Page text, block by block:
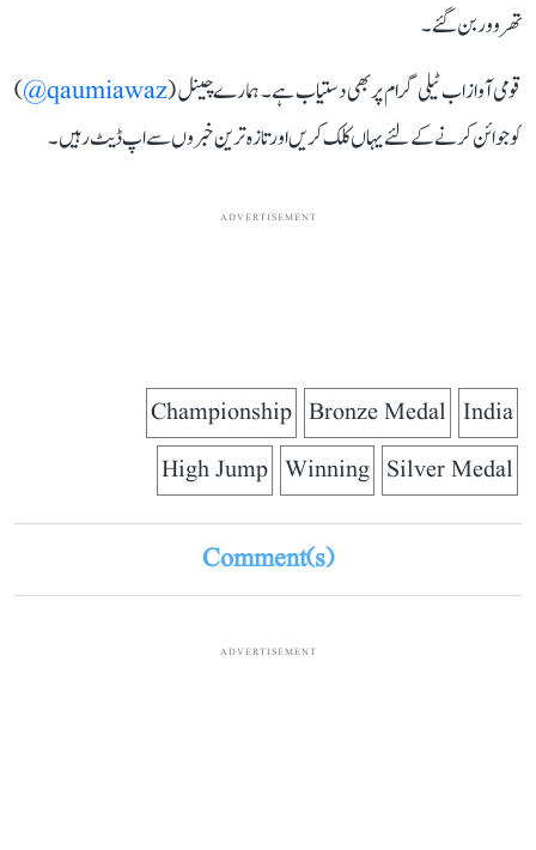
تھروور بن گئے۔
قومی آواز اب ٹیلی گرام پر بھی دستیاب ہے۔ ہمارے چینل (qaumiawaz@
)
کو جوائن کرنے کے لئے یہاں کلک کریں اور تازہ ترین خبروں سے اپ ڈیٹ رہیں۔
ADVERTISEMENT
India
Bronze Medal
Championship
Silver Medal
Winning
High Jump
Comment(s)
ADVERTISEMENT